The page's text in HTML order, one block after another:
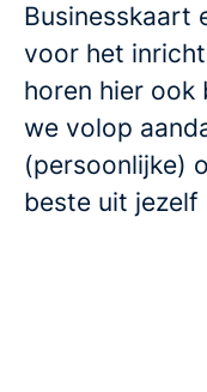
Businesskaart
voor het
horen hier ook
we volop
(persoonlijke)
beste uit jezelf